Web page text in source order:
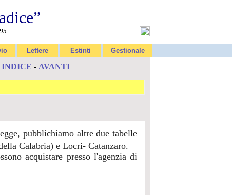
Lettere Estinti Gestionale
INDICE - AVANTI
pubblichiamo altre due tabelle
Calabria) e Locri- Catanzaro.
acquistare presso l'agenzia di